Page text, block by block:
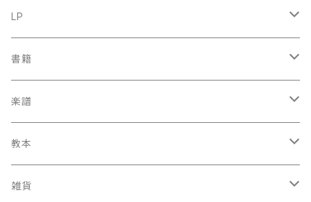
古楽
中古CD
鍋島元子関連CD
古楽以外
中古CD
LP
古楽
中古LP
鍋島元子関連LP
古楽以外
中古LP
書籍
古楽関係
中古本
新古本
古楽以外
中古本
中古本
楽譜
古楽関係
スコア
古楽以外
教本
古楽関係
雑貨